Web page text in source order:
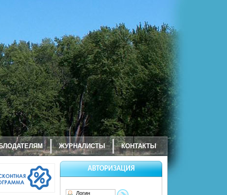
ЖУРНАЛИСТЫ КОНТАКТЫ
АВТОРИЗАЦИЯ